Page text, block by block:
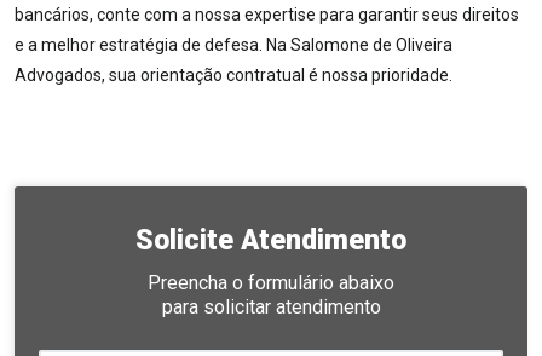
bancários, conte com a nossa expertise para garantir seus direitos
e a melhor estratégia de defesa. Na Salomone de Oliveira
Advogados, sua orientação contratual é nossa prioridade.
Solicite Atendimento
Preencha o formulário abaixo
para solicitar atendimento